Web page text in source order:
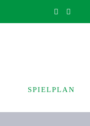
SPIELPLAN